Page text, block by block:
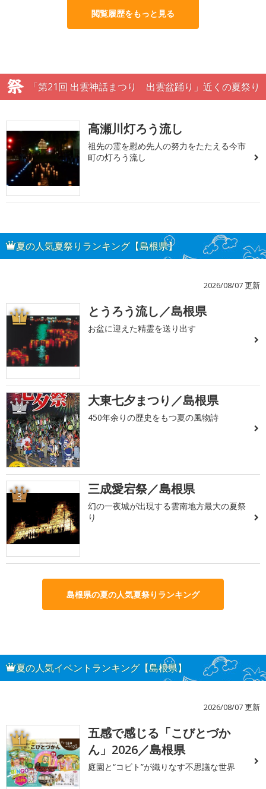
閲覧履歴をもっと見る
「第21回 出雲神話まつり 出雲盆踊り」近くの夏祭り
高瀬川灯ろう流し
祖先の霊を慰め先人の努力をたたえる今市
町の灯ろう流し
夏の人気夏祭りランキング【島根県】
2026/08/07 更新
1 とうろう流し／島根県
お盆に迎えた精霊を送り出す
2 大東七夕まつり／島根県
450年余りの歴史をもつ夏の風物詩
3 三成愛宕祭／島根県
幻の一夜城が出現する雲南地方最大の夏祭
り
島根県の夏の人気夏祭りランキング
夏の人気イベントランキング【島根県】
2026/08/07 更新
1
五感で感じる「こびとづか
ん」2026／島根県
庭園と“コビト”が織りなす不思議な世界